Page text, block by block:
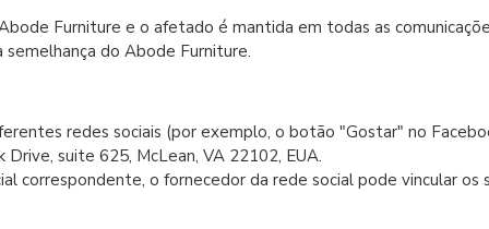
Furniture e o afetado é mantida em todas as
do Abode Furniture.
redes sociais (por exemplo, o botão "Gostar" no
suite 625, McLean, VA 22102, EUA.
correspondente, o fornecedor da rede social pode vincular